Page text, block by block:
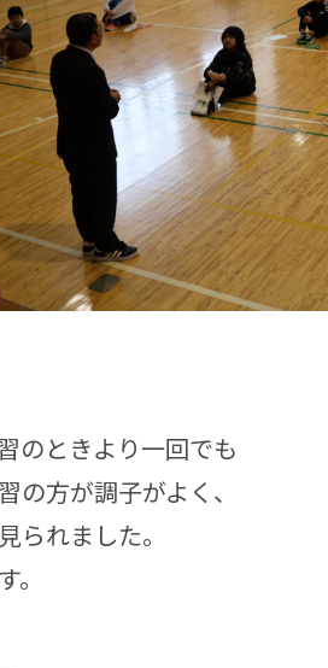
のときより一回でも
方が調子がよく、
られました。